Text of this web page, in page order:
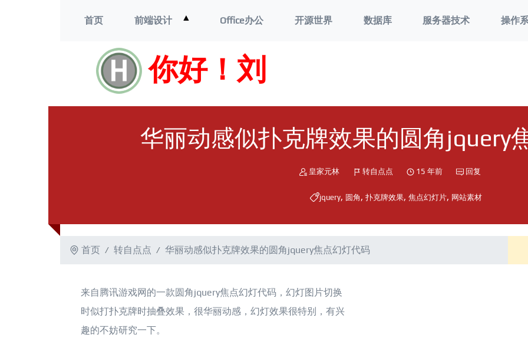
你好！刘
首页 前端设计 ▲
单
Office办公 开源世界 数据库 服务器技术 操作
华丽动感似扑克牌效果的圆角jquery
皇家元林 转自点点 15 年前 回复
jquery, 圆角 , 扑克牌效果, 焦点幻灯片, 网站素材
首页 转自点点 华丽动感似扑克牌效果的圆角jquery焦点幻灯代码
来自腾讯游戏网的一款圆角jquery焦点幻灯代码，幻灯图片切换
时似打扑克牌时抽叠效果，很华丽动感，幻灯效果很特别，有兴
趣的不妨研究一下。